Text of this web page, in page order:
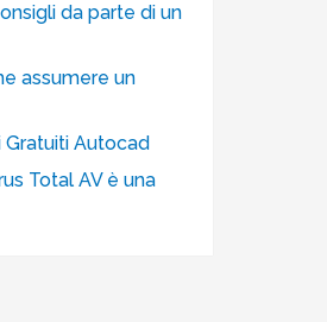
da parte di un
assumere un
Gratuiti Autocad
Total AV è una